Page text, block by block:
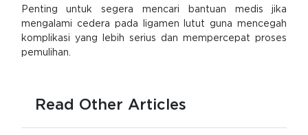
Penting untuk segera mencari bantuan medis jika
mengalami cedera pada ligamen lutut guna mencegah
komplikasi yang lebih serius dan mempercepat proses
pemulihan.
Read Other Articles